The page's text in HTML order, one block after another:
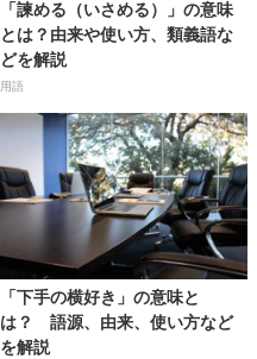
「諫める（いさめる）」の意味
とは？由来や使い方、類義語な
どを解説
用語
「下手の横好き」の意味と
は？ 語源、由来、使い方など
を解説